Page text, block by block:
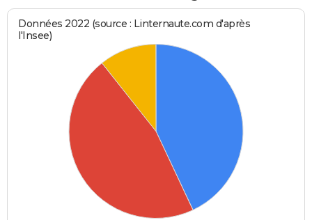
Données 2022 (source : Linternaute.com d'après
l'Insee)